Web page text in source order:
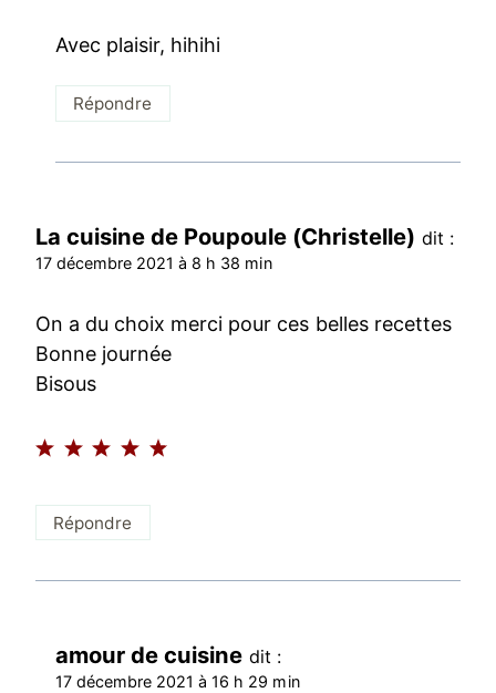
Avec plaisir, hihihi
Répondre
La cuisine de Poupoule (Christelle) dit :
17 décembre 2021 à 8 h 38 min
On a du choix merci pour ces belles recettes
Bonne journée
Bisous
Répondre
amour de cuisine dit :
17 décembre 2021 à 16 h 29 min